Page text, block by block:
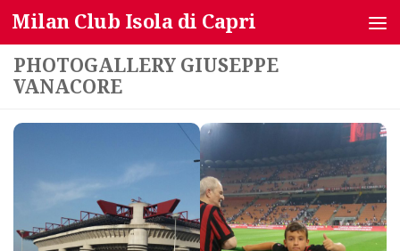
Salta al contenuto
Milan Club Isola di Capri
PHOTOGALLERY GIUSEPPE
VANACORE